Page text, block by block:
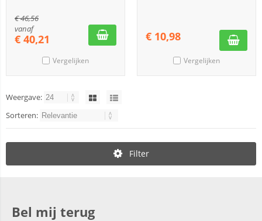
€46,56
vanaf
€ 40,21
Vergelijken
€ 10,98
Vergelijken
Weergave:
Sorteren:
Filter
Bel mij terug